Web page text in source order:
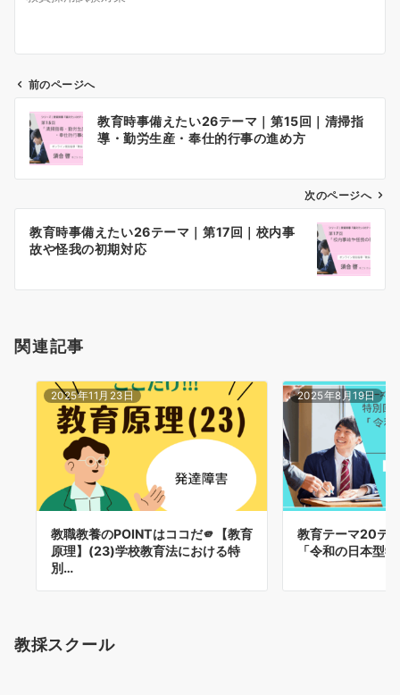
ビ
ン
前のページへ
教育時事備えたい26テーマ｜第15回｜清掃指
導・勤労生産・奉仕的行事の進め方
次のページへ
教育時事備えたい26テーマ｜第17回｜校内事
故や怪我の初期対応
関連記事
2025年11月23日
教職教養のPOINTはココだ🫵【教育
原理】(23)学校教育法における特
別…
2025年8月19日
教育テーマ20テ
「令和の日本型
教採スクール